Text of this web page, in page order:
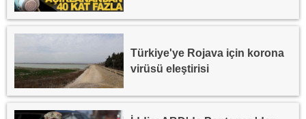
Türkiye'ye Rojava için korona
virüsü eleştirisi